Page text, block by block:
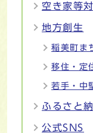
空き家等
地方創生
稲美町ま
移住・定
若手・中
ふるさと
公式SNS